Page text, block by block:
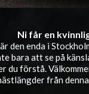
Ni får en
den enda i
bara att se på
du förstå.
från